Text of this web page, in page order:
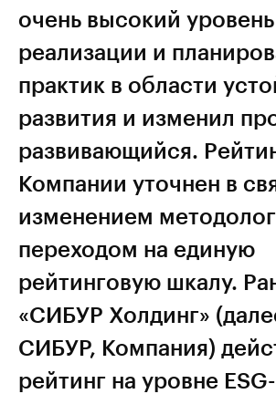
очень высокий уровень
реализации и
практик в области
развития и изменил
развивающийся.
Компании уточнен в
изменением
переходом на единую
рейтинговую шкалу.
«СИБУР Холдинг»
СИБУР, Компания)
рейтинг на уровне